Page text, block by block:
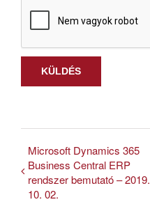
Microsoft Dynamics 365
Business Central ERP
rendszer bemutató – 2019.
10. 02.